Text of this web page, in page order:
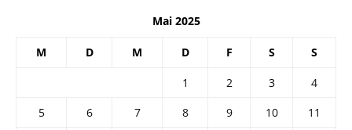
Mai 2025
M D M D F S S
1 2 3
4
5
6 7 8 9 10
11